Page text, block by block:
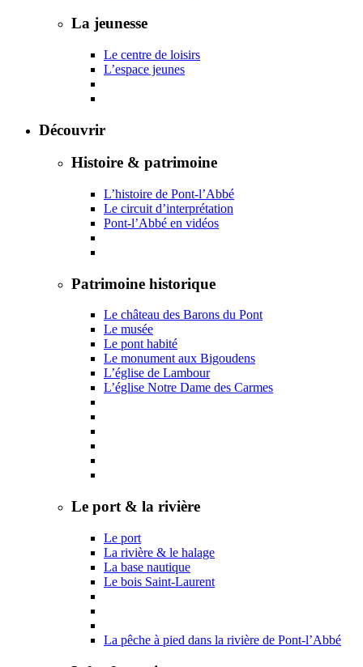
La jeunesse
Le centre de loisirs
L’espace jeunes
Découvrir
Histoire & patrimoine
L’histoire de Pont-l’Abbé
Le circuit d’interprétation
Pont-l’Abbé en vidéos
Patrimoine historique
Le château des Barons du Pont
Le musée
Le pont habité
Le monument aux Bigoudens
L’église de Lambour
L’église Notre Dame des Carmes
Le port & la rivière
Le port
La rivière & le halage
La base nautique
Le bois Saint-Laurent
La pêche à pied dans la rivière de Pont-l’Abbé